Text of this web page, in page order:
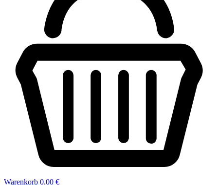
Warenkorb 0,00 €